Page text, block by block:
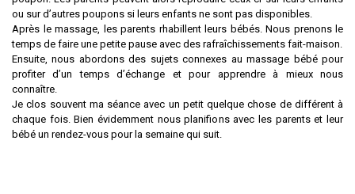
ou sur d’autres poupons si leurs enfants ne sont pas disponibles.
Après le massage, les parents rhabillent leurs bébés. Nous prenons le
temps de faire une petite pause avec des rafraîchissements fait-maison.
Ensuite, nous abordons des sujets connexes au massage bébé pour
profiter d’un temps d’échange et pour apprendre à mieux nous
connaître.
Je clos souvent ma séance avec un petit quelque chose de différent à
chaque fois. Bien évidemment nous planifions avec les parents et leur
bébé un rendez-vous pour la semaine qui suit.